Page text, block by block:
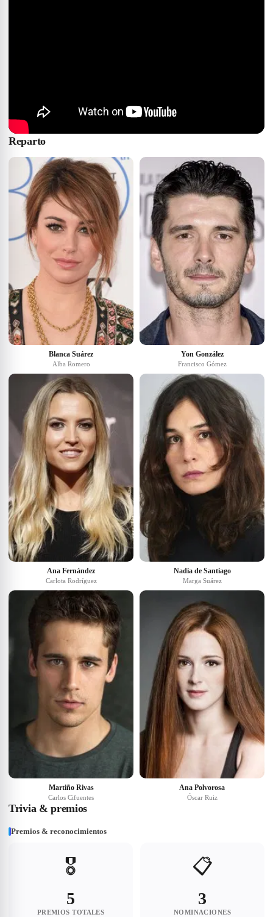
Reparto
Blanca Suárez
Alba Romero
Yon González
Francisco Gómez
Ana Fernández
Carlota Rodríguez
Nadia de Santiago
Marga Suárez
Martiño Rivas
Carlos Cifuentes
Ana Polvorosa
Óscar Ruiz
Trivia & premios
Premios & reconocimientos
🎖️
5
PREMIOS TOTALES
📋
3
NOMINACIONES